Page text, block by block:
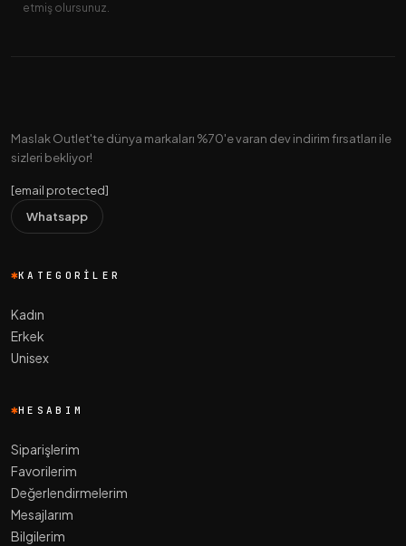
etmiş olursunuz.
Maslak Outlet'te dünya markaları %70'e varan dev indirim fırsatları ile
sizleri bekliyor!
[email protected]
Whatsapp
KATEGORILER
Kadın
Erkek
Unisex
HESABIM
Siparişlerim
Favorilerim
Değerlendirmelerim
Mesajlarım
Bilgilerim